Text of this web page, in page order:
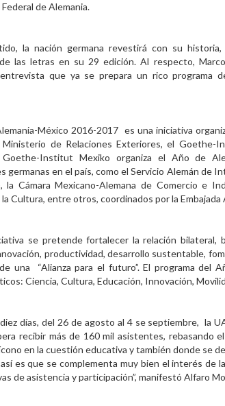
de Alemania.
la nación germana revestirá con su
las letras en su 29 edición.Al respecto,
que ya se prepara un rico programa
México 2016-2017 es una iniciativa
de Relaciones Exteriores, el Goethe-
Institut Mexiko organiza el Año de
germanas en el país, como el Servicio Alemán de
la Cámara Mexicano-Alemana de Comercio e
la Cultura, entre otros, coordinados por la Embajada
se pretende fortalecer la relación bilateral,
productividad, desarrollo sustentable,
una “Alianza para el futuro”. El programa del
Ciencia, Cultura, Educación, Innovación,
días, del 26 de agosto al 4 se septiembre, la
recibir más de 160 mil asistentes, rebasando
en la cuestión educativa y también donde se
es que se complementa muy bien el interés de
de asistencia y participación”, manifestó Alfaro